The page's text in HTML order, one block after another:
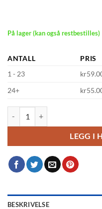
På lager (kan også restbestilles)
ANTALL PRIS
1 - 23
24+
LEGG I
BESKRIVELSE